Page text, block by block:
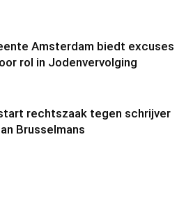
Amsterdam biedt excuses
rol in Jodenvervolging
rechtszaak tegen schrijver
Brusselmans